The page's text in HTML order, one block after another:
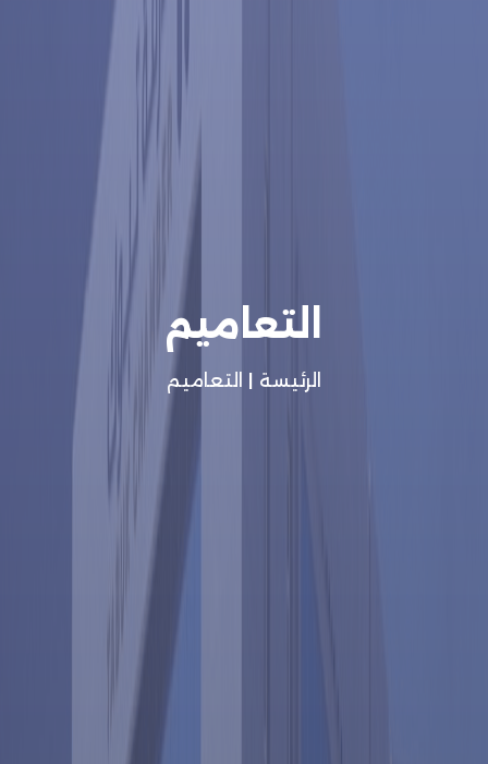
التعاميم
الرئيسة التعاميم